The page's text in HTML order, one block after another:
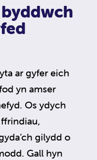
ar gyfer eich
yn amser
Os ydych
gilydd o
Gall hyn